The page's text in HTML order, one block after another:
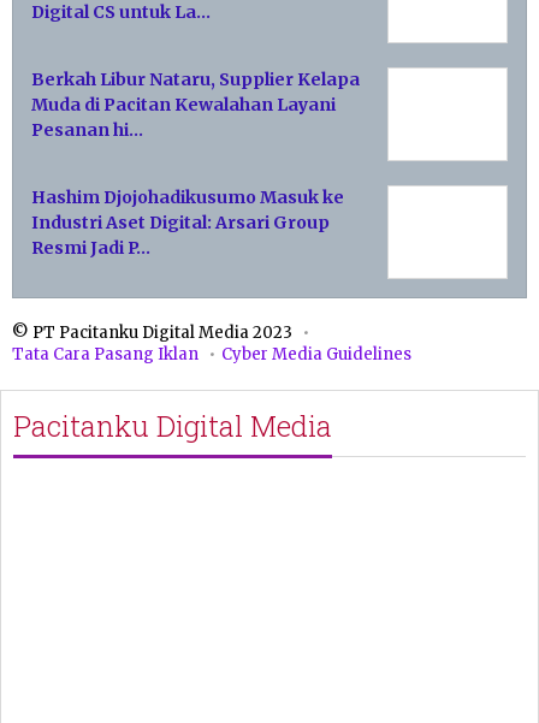
Digital CS untuk La…
Berkah Libur Nataru, Supplier Kelapa
Muda di Pacitan Kewalahan Layani
Pesanan hi…
Hashim Djojohadikusumo Masuk ke
Industri Aset Digital: Arsari Group
Resmi Jadi P…
© PT Pacitanku Digital Media 2023
Tata Cara Pasang Iklan
Cyber Media Guidelines
Pacitanku Digital Media